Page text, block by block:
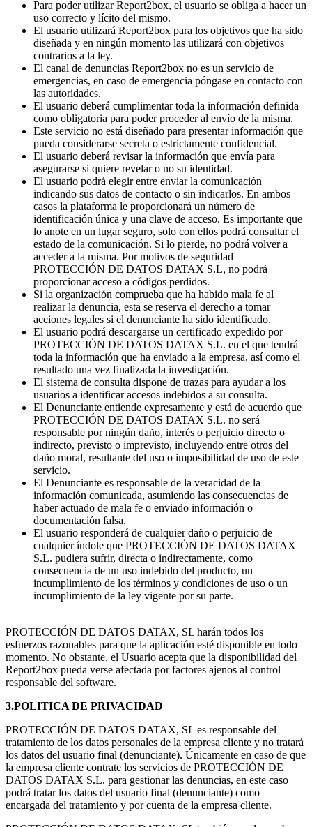
Para poder utilizar Report2box, el usuario se obliga a hacer un
uso correcto y lícito del mismo.
El usuario utilizará Report2box para los objetivos que ha sido
diseñada y en ningún momento las utilizará con objetivos
contrarios a la ley.
El canal de denuncias Report2box no es un servicio de
emergencias, en caso de emergencia póngase en contacto con
las autoridades.
El usuario deberá cumplimentar toda la información definida
como obligatoria para poder proceder al envío de la misma.
Este servicio no está diseñado para presentar información que
pueda considerarse secreta o estrictamente confidencial.
El usuario deberá revisar la información que envía para
asegurarse si quiere revelar o no su identidad.
El usuario podrá elegir entre enviar la comunicación
indicando sus datos de contacto o sin indicarlos. En ambos
casos la plataforma le proporcionará un número de
identificación única y una clave de acceso. Es importante que
lo anote en un lugar seguro, solo con ellos podrá consultar el
estado de la comunicación. Si lo pierde, no podrá volver a
acceder a la misma. Por motivos de seguridad
PROTECCIÓN DE DATOS DATAX S.L, no podrá
proporcionar acceso a códigos perdidos.
Si la organización comprueba que ha habido mala fe al
realizar la denuncia, esta se reserva el derecho a tomar
acciones legales si el denunciante ha sido identificado.
El usuario podrá descargarse un certificado expedido por
PROTECCIÓN DE DATOS DATAX S.L. en el que tendrá
toda la información que ha enviado a la empresa, así como el
resultado una vez finalizada la investigación.
El sistema de consulta dispone de trazas para ayudar a los
usuarios a identificar accesos indebidos a su consulta.
El Denunciante entiende expresamente y está de acuerdo que
PROTECCIÓN DE DATOS DATAX S.L. no será
responsable por ningún daño, interés o perjuicio directo o
indirecto, previsto o imprevisto, incluyendo entre otros del
daño moral, resultante del uso o imposibilidad de uso de este
servicio.
El Denunciante es responsable de la veracidad de la
información comunicada, asumiendo las consecuencias de
haber actuado de mala fe o enviado información o
documentación falsa.
El usuario responderá de cualquier daño o perjuicio de
cualquier índole que PROTECCIÓN DE DATOS DATAX
S.L. pudiera sufrir, directa o indirectamente, como
consecuencia de un uso indebido del producto, un
incumplimiento de los términos y condiciones de uso o un
incumplimiento de la ley vigente por su parte.
PROTECCIÓN DE DATOS DATAX, SL harán todos los
esfuerzos razonables para que la aplicación esté disponible en todo
momento. No obstante, el Usuario acepta que la disponibilidad del
Report2box pueda verse afectada por factores ajenos al control
responsable del software.
3.POLITICA DE PRIVACIDAD
PROTECCIÓN DE DATOS DATAX, SL es responsable del
tratamiento de los datos personales de la empresa cliente y no tratará
los datos del usuario final (denunciante). Únicamente en caso de que
la empresa cliente contrate los servicios de PROTECCIÓN DE
DATOS DATAX S.L. para gestionar las denuncias, en este caso
podrá tratar los datos del usuario final (denunciante) como
encargada del tratamiento y por cuenta de la empresa cliente.